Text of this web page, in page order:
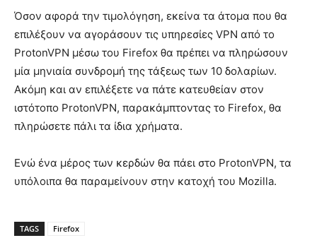
Όσον αφορά την τιμολόγηση, εκείνα τα άτομα που θα
επιλέξουν να αγοράσουν τις υπηρεσίες VPN από το
ProtonVPN μέσω του Firefox θα πρέπει να πληρώσουν
μία μηνιαία συνδρομή της τάξεως των 10 δολαρίων.
Ακόμη και αν επιλέξετε να πάτε κατευθείαν στον
ιστότοπο ProtonVPN, παρακάμπτοντας το Firefox, θα
πληρώσετε πάλι τα ίδια χρήματα.
Ενώ ένα μέρος των κερδών θα πάει στο ProtonVPN, τα
υπόλοιπα θα παραμείνουν στην κατοχή του Mozilla.
TAGS Firefox